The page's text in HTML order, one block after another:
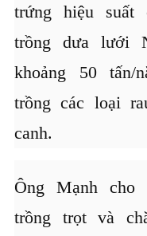
trứng hiệu suất
trồng dưa lưới
khoảng 50 tấn/
trồng các loại
canh.
Ông Mạnh cho
trồng trọt và